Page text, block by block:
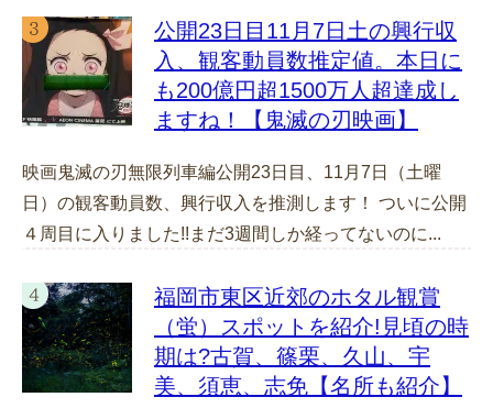
公開23日目11月7日土の興行収
入、観客動員数推定値。本日に
も200億円超1500万人超達成し
ますね！【鬼滅の刃映画】
映画鬼滅の刃無限列車編公開23日目、11月7日（土曜
日）の観客動員数、興行収入を推測します！ ついに公開
４周目に入りました!!まだ3週間しか経ってないのに...
福岡市東区近郊のホタル観賞
（蛍）スポットを紹介!見頃の時
期は?古賀、篠栗、久山、宇
美、須恵、志免【名所も紹介】